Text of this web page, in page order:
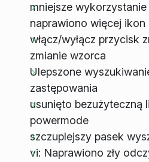
mniejsze
naprawiono więcej ikon
włącz/wyłącz przycisk
zmianie wzorca
Ulepszone
zastępowania
usunięto bezużyteczną
powermode
szczuplejszy pasek
vi: Naprawiono zły